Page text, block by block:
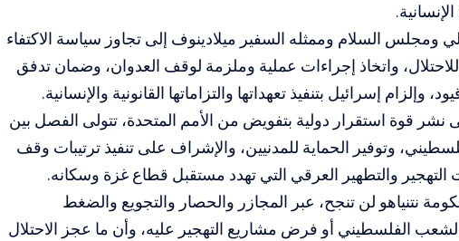
ومجلس السلام وممثله السفير ميلادينوف إلى تجاوز سياسة الاكتفاء
للاحتلال، واتخاذ إجراءات عملية وملزمة لوقف العدوان، وضمان تدفق
وإلزام إسرائيل بتنفيذ تعهداتها والتزاماتها القانونية والإنسانية.
نشر قوة استقرار دولية بتفويض من الأمم المتحدة، تتولى الفصل بين
وتوفير الحماية للمدنيين، والإشراف على تنفيذ ترتيبات وقف
والتطهير العرقي التي تهدد مستقبل قطاع غزة وسكانه.
نتنياهو لن تنجح، عبر المجازر والحصار والتجويع والضغط
الفلسطيني أو فرض مشاريع التهجير عليه، وأن ما عجز الاحتلال